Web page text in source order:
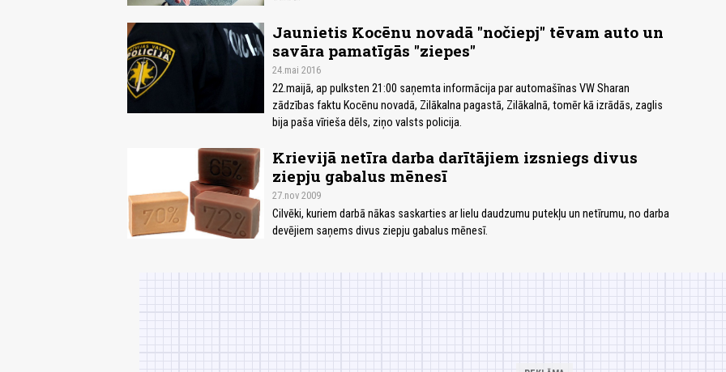
Jaunietis Kocēnu novadā "nočiepj" tēvam auto un
savāra pamatīgās "ziepes"
24.mai 2016
22.maijā, ap pulksten 21:00 saņemta informācija par automašīnas VW Sharan
zādzības faktu Kocēnu novadā, Zilākalna pagastā, Zilākalnā, tomēr kā izrādās, zaglis
bija paša vīrieša dēls, ziņo valsts policija.
Krievijā netīra darba darītājiem izsniegs divus
ziepju gabalus mēnesī
27.nov 2009
Cilvēki, kuriem darbā nākas saskarties ar lielu daudzumu putekļu un netīrumu, no darba
devējiem saņems divus ziepju gabalus mēnesī.